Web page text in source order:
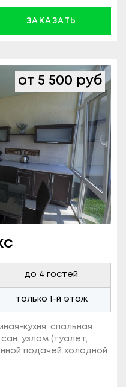
ЗАКАЗАТЬ
от 5 500 руб
до 4 гостей
только 1-й этаж
кухня, спальная
узлом (туалет,
подачей холодной